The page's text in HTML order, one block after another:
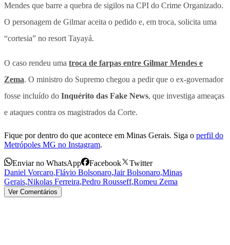
Mendes que barre a quebra de sigilos na CPI do Crime Organizado.
O personagem de Gilmar aceita o pedido e, em troca, solicita uma
“cortesia” no resort Tayayá.
O caso rendeu uma troca de farpas entre Gilmar Mendes e
Zema. O ministro do Supremo chegou a pedir que o ex-governador
fosse incluído do Inquérito das Fake News, que investiga ameaças
e ataques contra os magistrados da Corte.
Fique por dentro do que acontece em Minas Gerais. Siga o perfil do
Metrópoles MG no Instagram.
Enviar no WhatsApp Facebook
Twitter
Daniel Vorcaro,Flávio Bolsonaro,Jair Bolsonaro,Minas
Gerais,Nikolas Ferreira,Pedro Rousseff,Romeu Zema
Ver Comentários